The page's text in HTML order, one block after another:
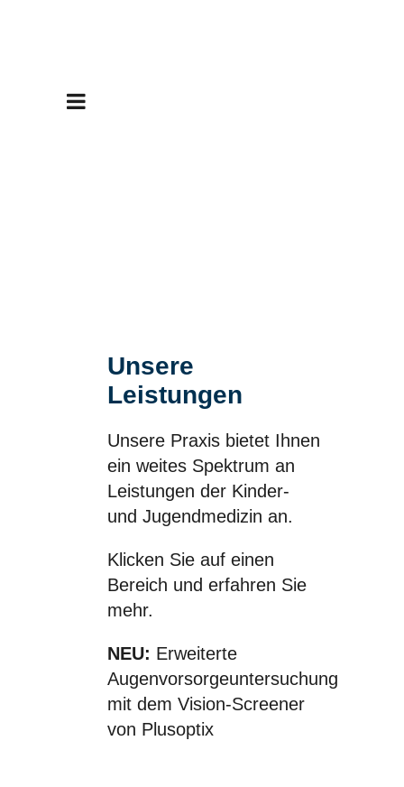
Unsere
Leistungen
Unsere Praxis bietet Ihnen
ein weites Spektrum an
Leistungen der Kinder-
und Jugendmedizin an.
Klicken Sie auf einen
Bereich und erfahren Sie
mehr.
NEU: Erweiterte
Augenvorsorgeuntersuchung
mit dem Vision-Screener
von Plusoptix